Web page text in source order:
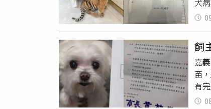
象
定
著
強
用
保
歉
成
歉
來
犬
輕
當
點
日
方
驗
首
此
飼
嘉
苗
有
動